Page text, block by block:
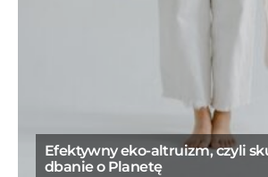
Efektywny eko-altruizm, czyli
dbanie o Planetę